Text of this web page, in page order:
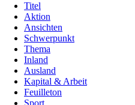
Titel
Aktion
Ansichten
Schwerpunkt
Thema
Inland
Ausland
Kapital & Arbeit
Feuilleton
Sport